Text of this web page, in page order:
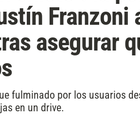
Franzoni
asegurar
fulminado por los usuarios
en un drive.